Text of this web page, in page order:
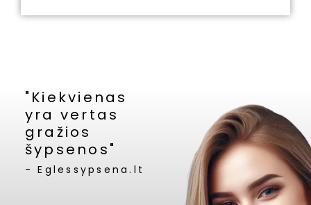
"Kiekvienas
yra vertas
gražios
šypsenos"
- Eglessypsena.lt